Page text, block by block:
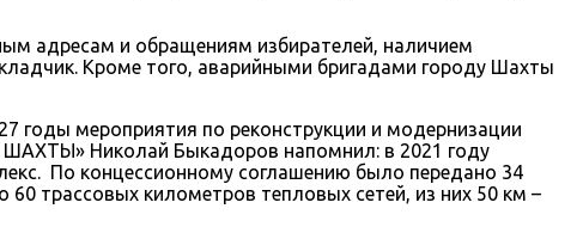
адресам и обращениям избирателей, наличием
Кроме того, аварийными бригадами городу Шахты
годы мероприятия по реконструкции и модернизации
Николай Быкадоров напомнил: в 2021 году
По концессионному соглашению было передано 34
60 трассовых километров тепловых сетей, из них 50 км –